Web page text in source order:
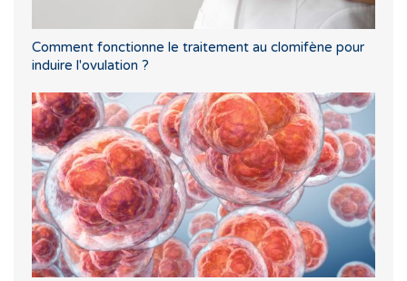
Comment fonctionne le traitement au clomifène pour
induire l'ovulation ?